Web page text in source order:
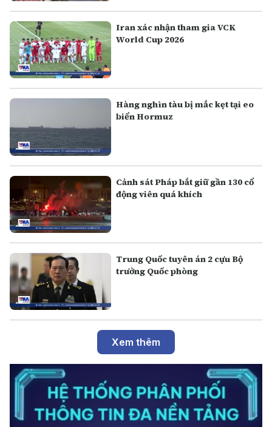
Iran xác nhận tham gia VCK
World Cup 2026
Hàng nghìn tàu bị mắc kẹt tại eo
biển Hormuz
Cảnh sát Pháp bắt giữ gần 130 cổ
động viên quá khích
Trung Quốc tuyên án 2 cựu Bộ
trưởng Quốc phòng
Xem thêm